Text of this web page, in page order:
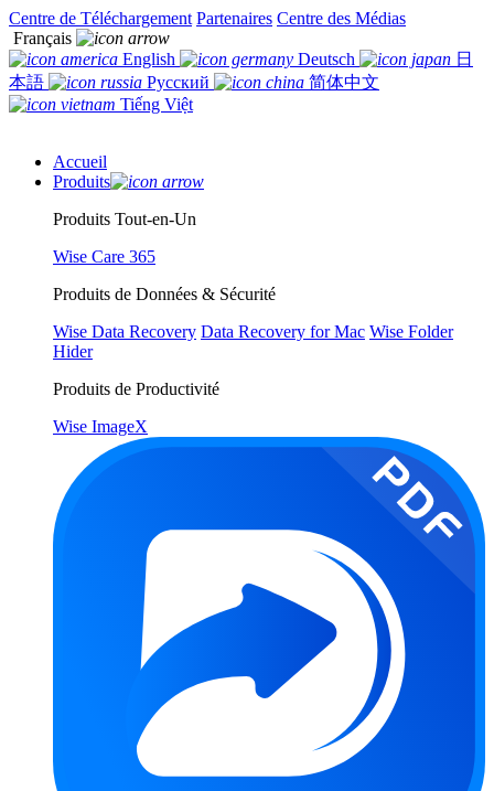
Centre de Téléchargement Partenaires Centre des Médias
Français
English
Deutsch
日
本語
Русский
简体中文
Tiếng Việt
Accueil
Produits
Produits Tout-en-Un
Wise Care 365
Produits de Données & Sécurité
Wise Data Recovery Data Recovery for Mac Wise Folder
Hider
Produits de Productivité
Wise ImageX